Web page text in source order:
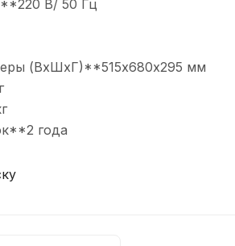
В/ 50 Гц
(ВхШхГ)**515х680х295 мм
года